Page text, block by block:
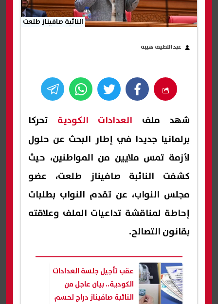
النائبة صافيناز طلعت
عبداللطيف هيبه
شهد ملف العدادات الكودية تحركا
برلمانيا جديدا في إطار البحث عن حلول
لأزمة تمس ملايين من المواطنين، حيث
كشفت النائبة صافيناز طلعت، عضو
مجلس النواب، عن تقدم النواب بطلبات
إحاطة لمناقشة تداعيات الملف وعلاقته
بقانون التصالح.
عقب تأجيل جلسة العدادات
الكودية.. بيان عاجل من
النائبة صافيناز دراج لحسم